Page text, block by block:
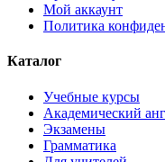
Мой аккаунт
Политика
Каталог
Учебные курсы
Академический
Экзамены
Грамматика